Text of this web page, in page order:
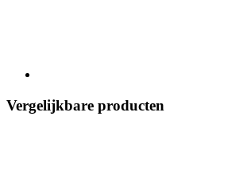
Vergelijkbare producten